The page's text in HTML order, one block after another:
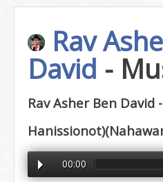
Rav
David -
Rav Asher Ben David
00:00